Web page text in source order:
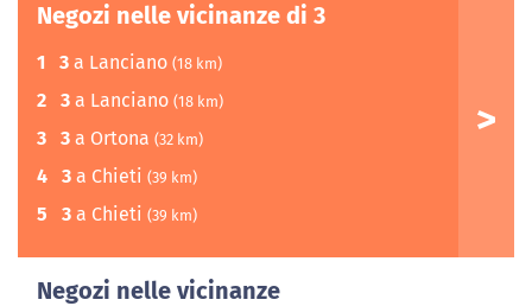
Negozi nelle vicinanze di 3
1 3 a Lanciano (18 km)
2 3 a Lanciano (18 km)
3 3 a Ortona (32 km)
4 3 a Chieti (39 km)
5 3 a Chieti (39 km)
Negozi nelle vicinanze